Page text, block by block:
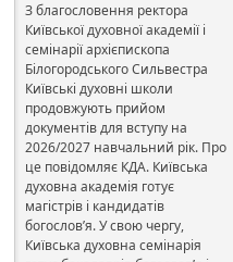
З благословення ректора
Київської духовної академії і
семінарії архієпископа
Білогородського Сильвестра
Київські духовні школи
продовжують прийом
документів для вступу на
2026/2027 навчальний рік. Про
це повідомляє КДА. Київська
духовна академія готує
магістрів і кандидатів
богослов’я. У свою чергу,
Київська духовна семінарія